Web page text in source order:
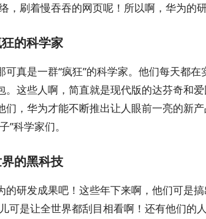
，刷着慢吞吞的网页呢！所以啊，华为的
的科学家
真是一群“疯狂”的科学家。他们每天都
。这些人啊，简直就是现代版的达芬奇和
们，华为才能不断推出让人眼前一亮的新
”科学家们。
的黑科技
的研发成果吧！这些年下来啊，他们可是
是让全世界都刮目相看啊！还有他们